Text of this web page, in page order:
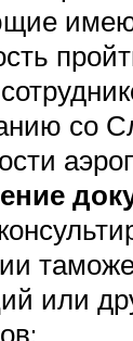
со
или